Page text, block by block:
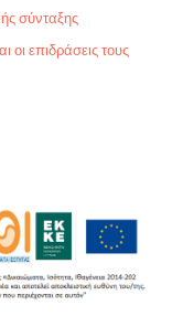
σύνταξης
οι επιδράσεις τους